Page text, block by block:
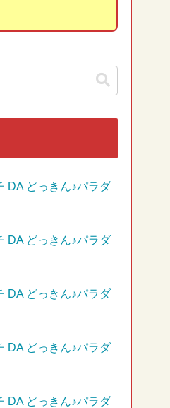
どっきん♪パラダ
どっきん♪パラダ
どっきん♪パラダ
どっきん♪パラダ
どっきん♪パラダ